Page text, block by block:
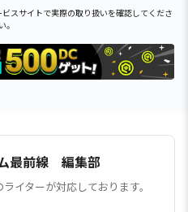
スサイトで実際の取り扱いを確認してくださ
い。
最前線 編集部
イターが対応しております。